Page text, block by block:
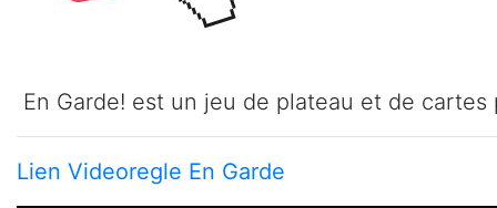
En Garde! est un jeu de plateau et de
Lien Videoregle En Garde